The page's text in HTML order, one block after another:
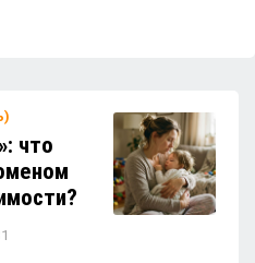
— уход
что